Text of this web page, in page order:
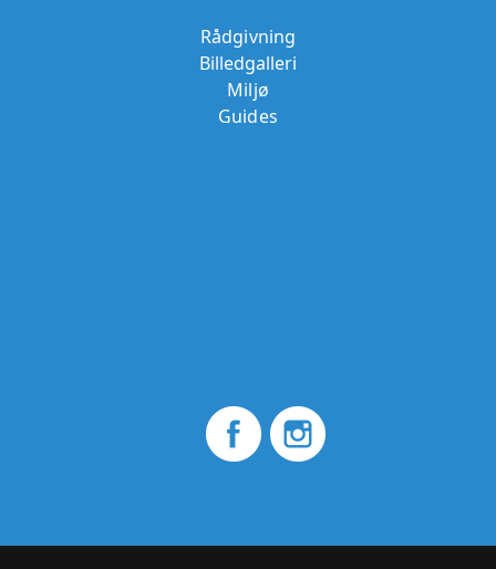
Rådgivning
Billedgalleri
Miljø
Guides